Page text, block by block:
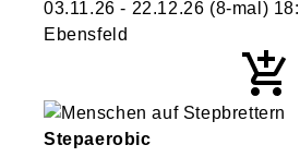
03.11.26 - 22.12.26 (8-mal)
Ebensfeld
Stepaerobic